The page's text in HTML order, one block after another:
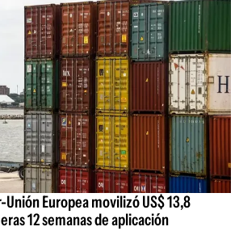
Europea movilizó US$ 13,8
12 semanas de aplicación